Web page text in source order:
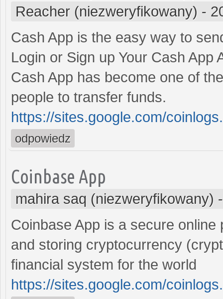
Reacher (niezweryfikowany) -
Cash App is the easy way to
Login or Sign up Your Cash App
Cash App has become one of
people to transfer funds.
https://sites.google.com/
odpowiedz
Coinbase App
mahira saq (niezweryfikowany)
Coinbase App is a secure
and storing cryptocurrency
financial system for the world
https://sites.google.com/